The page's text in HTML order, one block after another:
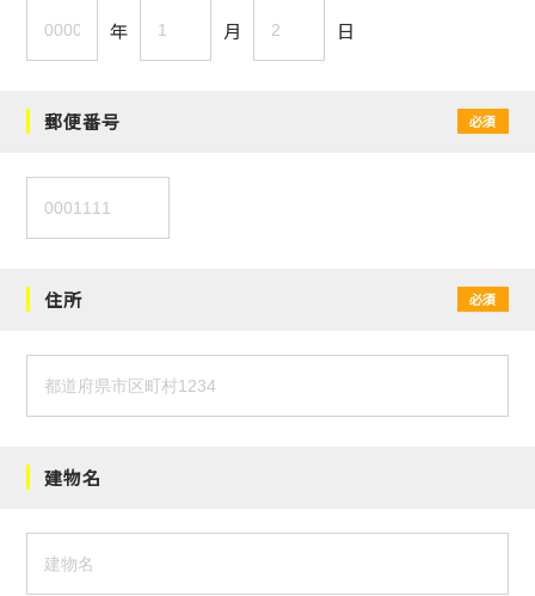
年 月 日
郵便番号 必須
住所 必須
建物名